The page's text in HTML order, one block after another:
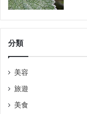
分類
美容
旅遊
美食